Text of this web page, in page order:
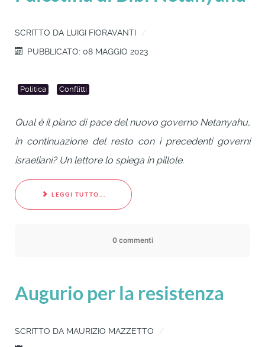
SCRITTO DA LUIGI FIORAVANTI
PUBBLICATO: 08 MAGGIO 2023
Politica Conflitti
Qual è il piano di pace del nuovo governo Netanyahu,
in continuazione del resto con i precedenti governi
israeliani? Un lettore lo spiega in pillole.
LEGGI TUTTO...
0 commenti
Augurio per la resistenza
SCRITTO DA MAURIZIO MAZZETTO